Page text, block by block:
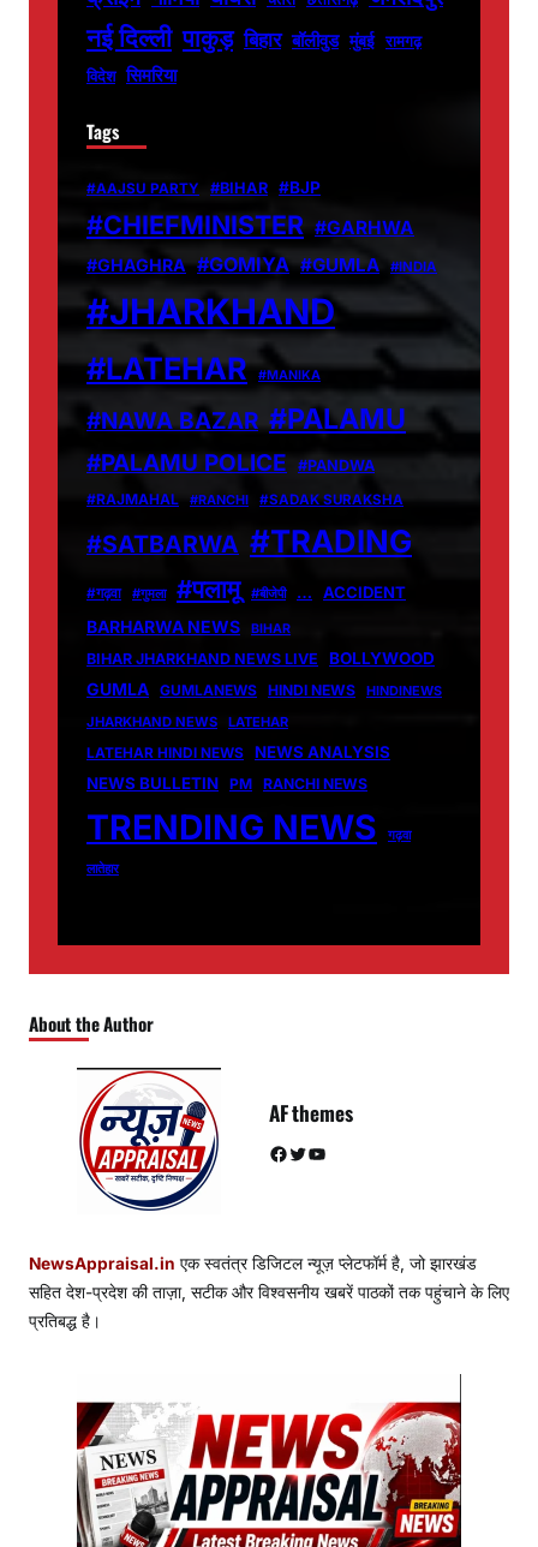
नई दिल्ली पाकुड़ बिहार बॉलीवुड मुंबई रामगढ़
विदेश सिमरिया
Tags
#AAJSU PARTY #BIHAR #BJP
#CHIEFMINISTER #GARHWA
#GHAGHRA #GOMIYA #GUMLA #INDIA
#JHARKHAND
#LATEHAR #MANIKA
#NAWA BAZAR #PALAMU
#PALAMU POLICE
#PANDWA
#RAJMAHAL
#RANCHI #SADAK SURAKSHA
#SATBARWA #TRADING
#गढ़वा #गुमला #पलामू #बीजेपी … ACCIDENT
BARHARWA NEWS BIHAR
BIHAR JHARKHAND NEWS LIVE BOLLYWOOD
GUMLA GUMLANEWS HINDI NEWS
HINDINEWS
JHARKHAND NEWS
LATEHAR
LATEHAR HINDI NEWS
NEWS ANALYSIS
NEWS BULLETIN PM RANCHI NEWS
TRENDING NEWS
गढ़वा
लातेहार
About the Author
AF themes
Facebook Twitter YouTube
NewsAppraisal.in एक स्वतंत्र डिजिटल न्यूज़ प्लेटफॉर्म है, जो झारखंड
सहित देश-प्रदेश की ताज़ा, सटीक और विश्वसनीय खबरें पाठकों तक पहुंचाने के लिए
प्रतिबद्ध है।